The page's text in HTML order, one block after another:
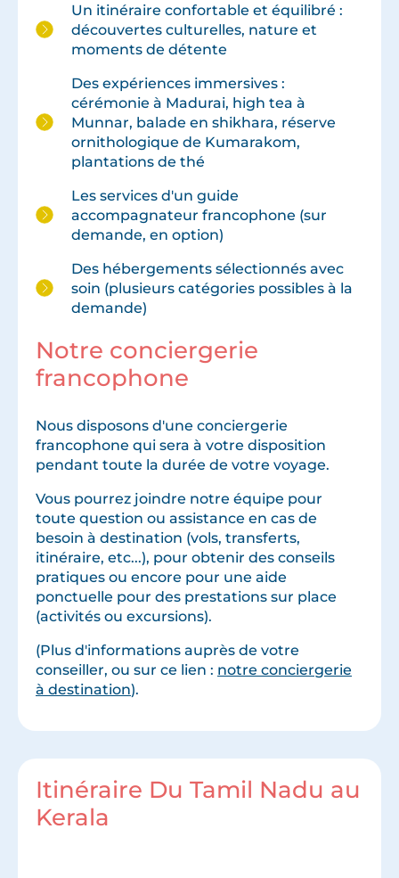
Un itinéraire confortable et équilibré :
découvertes culturelles, nature et
moments de détente
Des expériences immersives :
cérémonie à Madurai, high tea à
Munnar, balade en shikhara, réserve
ornithologique de Kumarakom,
plantations de thé
Les services d'un guide
accompagnateur francophone (sur
demande, en option)
Des hébergements sélectionnés avec
soin (plusieurs catégories possibles à la
demande)
Notre conciergerie
francophone
Nous disposons d'une conciergerie
francophone qui sera à votre disposition
pendant toute la durée de votre voyage.
Vous pourrez joindre notre équipe pour
toute question ou assistance en cas de
besoin à destination (vols, transferts,
itinéraire, etc...), pour obtenir des conseils
pratiques ou encore pour une aide
ponctuelle pour des prestations sur place
(activités ou excursions).
(Plus d'informations auprès de votre
conseiller, ou sur ce lien : notre conciergerie
à destination).
Itinéraire Du Tamil Nadu au
Kerala